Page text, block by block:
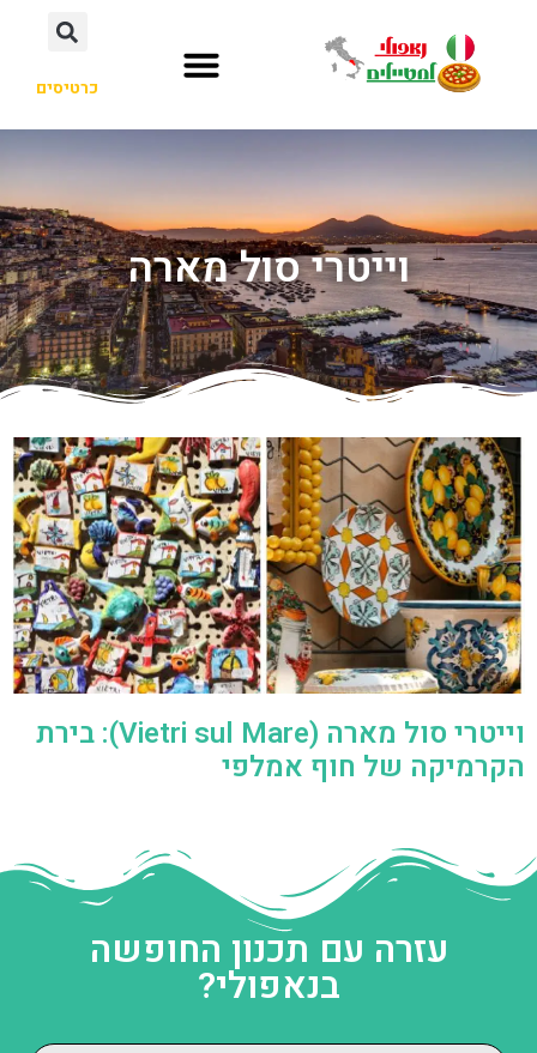
כרטיסים
וייטרי סול מארה
וייטרי סול מארה (Vietri sul Mare): בירת
הקרמיקה של חוף אמלפי
עזרה עם תכנון החופשה
בנאפולי?